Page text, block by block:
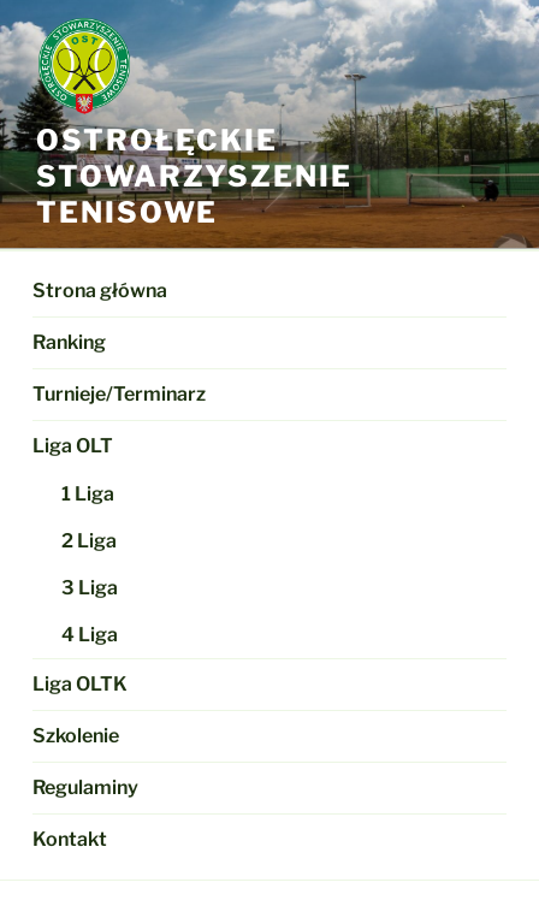
do
treści
OSTROŁĘCKIE
STOWARZYSZENIE
TENISOWE
Strona główna
Ranking
Turnieje/Terminarz
Liga OLT
1 Liga
2 Liga
3 Liga
4 Liga
Liga OLTK
Szkolenie
Regulaminy
Kontakt